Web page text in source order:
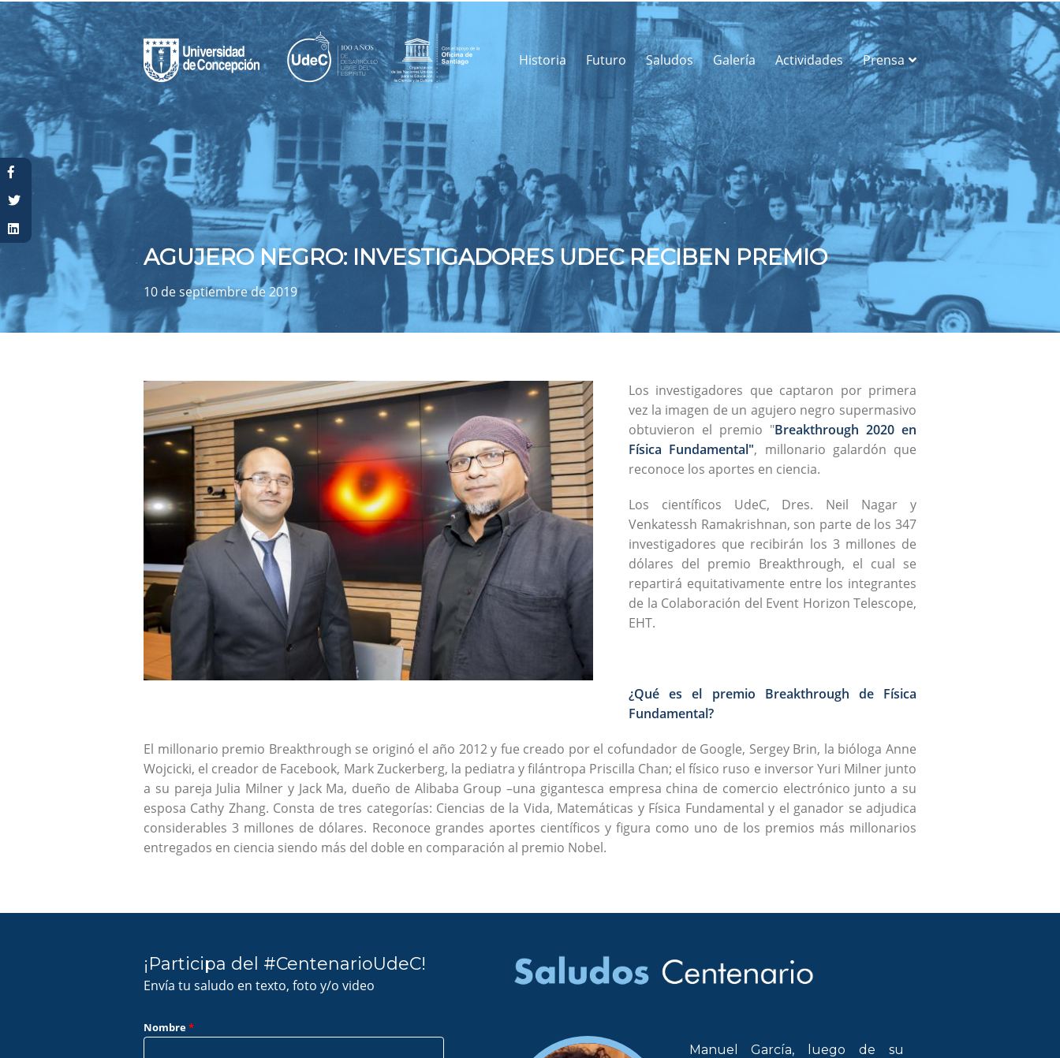
Historia Futuro Saludos Galería Actividades Prensa
Usted está aquí
AGUJERO NEGRO: INVESTIGADORES UDEC RECIBEN PREMIO
10 de septiembre de 2019
Los investigadores que captaron por primera
vez la imagen de un agujero negro supermasivo
obtuvieron el premio "Breakthrough 2020 en
Física Fundamental", millonario galardón que
reconoce los aportes en ciencia.
Los científicos UdeC, Dres. Neil Nagar y
Venkatessh Ramakrishnan, son parte de los 347
investigadores que recibirán los 3 millones de
dólares del premio Breakthrough, el cual se
repartirá equitativamente entre los integrantes
de la Colaboración del Event Horizon Telescope,
EHT.
¿Qué es el premio Breakthrough de Física
Fundamental?
El millonario premio Breakthrough se originó el año 2012 y fue creado por el cofundador de Google, Sergey Brin, la bióloga Anne
Wojcicki, el creador de Facebook, Mark Zuckerberg, la pediatra y filántropa Priscilla Chan; el físico ruso e inversor Yuri Milner junto
a su pareja Julia Milner y Jack Ma, dueño de Alibaba Group –una gigantesca empresa china de comercio electrónico junto a su
esposa Cathy Zhang. Consta de tres categorías: Ciencias de la Vida, Matemáticas y Física Fundamental y el ganador se adjudica
considerables 3 millones de dólares. Reconoce grandes aportes científicos y figura como uno de los premios más millonarios
entregados en ciencia siendo más del doble en comparación al premio Nobel.
¡Participa del #CentenarioUdeC!
Envía tu saludo en texto, foto y/o video
Nombre*
Manuel García, luego de su